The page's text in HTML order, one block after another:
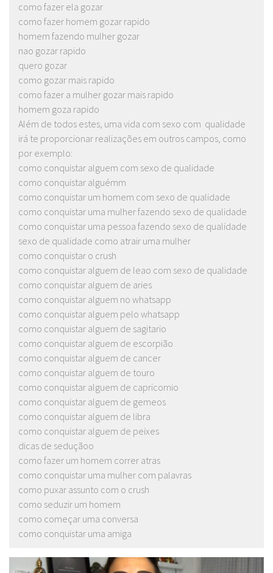
como fazer ela gozar
como fazer homem gozar rapido
homem fazendo mulher gozar
nao gozar rapido
quero gozar
como gozar mais rapido
como fazer a mulher gozar mais rapido
homem goza rapido
Além de todos estes, uma vida com sexo com qualidade
irá te proporcionar realizações em outros campos, como
por exemplo:
como conquistar alguem com sexo de qualidade
como conquistar alguémm
como conquistar um homem com sexo de qualidade
como conquistar uma mulher fazendo sexo de qualidade
como conquistar uma pessoa fazendo sexo de qualidade
sexo de qualidade como atrair uma mulher
como conquistar o crush
como conquistar alguem de leao com sexo de qualidade
como conquistar alguem de aries
como conquistar alguem no whatsapp
como conquistar alguem pelo whatsapp
como conquistar alguem de sagitario
como conquistar alguem de escorpião
como conquistar alguem de cancer
como conquistar alguem de touro
como conquistar alguem de capricornio
como conquistar alguem de gemeos
como conquistar alguem de libra
como conquistar alguem de peixes
dicas de seduçãoo
como fazer um homem correr atras
como conquistar uma mulher com palavras
como puxar assunto com o crush
como seduzir um homem
como começar uma conversa
como conquistar uma amiga